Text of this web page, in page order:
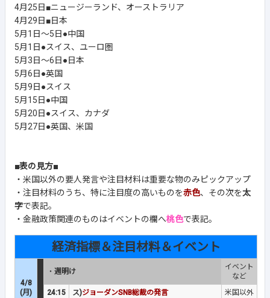
4月25日■ニュージーランド、オーストラリア
4月29日■日本
5月1日～5日●中国
5月1日●スイス、ユーロ圏
5月3日～6日●日本
5月6日●英国
5月9日●スイス
5月15日●中国
5月20日●スイス、カナダ
5月27日●英国、米国
■表の見方■
・米国以外の要人発言や注目材料は重要な物のみピックアップ
・注目材料のうち、特に注目度の高いものを赤色、その次を太
字で表記。
・金融政策関連のものはイベントの欄へ桃色で表記。
経済指標＆注目材料＆イベント
4/8
(月)
・ 週明け
イベント
など
24:15
ス)ジョーダンSNB総裁の発言
米国以外